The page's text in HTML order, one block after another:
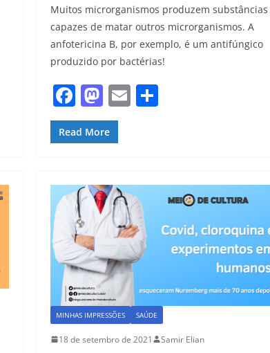
Muitos microrganismos produzem substâncias
capazes de matar outros microrganismos. A
anfotericina B, por exemplo, é um antifúngico
produzido por bactérias!
F
a
c
b
o
o
k
M
a
st
d
o
n
E S
Read More
MINHAS IMPRESSÕES SAÚDE
18 de setembro de 2021 Samir Elian